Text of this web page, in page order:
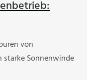
von
Sonnenwinde